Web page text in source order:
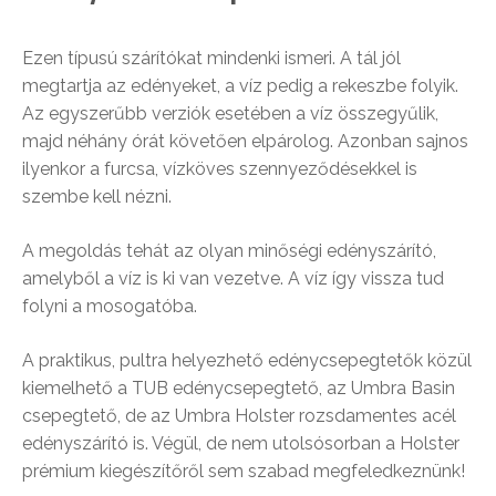
Ezen típusú szárítókat mindenki ismeri. A tál jól
megtartja az edényeket, a víz pedig a rekeszbe folyik.
Az egyszerűbb verziók esetében a víz összegyűlik,
majd néhány órát követően elpárolog. Azonban sajnos
ilyenkor a furcsa, vízköves szennyeződésekkel is
szembe kell nézni.
A megoldás tehát az olyan minőségi edényszárító,
amelyből a víz is ki van vezetve. A víz így vissza tud
folyni a mosogatóba.
A praktikus, pultra helyezhető edénycsepegtetők közül
kiemelhető a TUB edénycsepegtető, az Umbra Basin
csepegtető, de az Umbra Holster rozsdamentes acél
edényszárító is. Végül, de nem utolsósorban a Holster
prémium kiegészítőről sem szabad megfeledkeznünk!